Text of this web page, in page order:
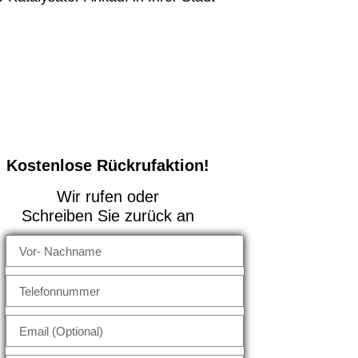
Kostenlose Rückrufaktion!
Wir rufen oder
Schreiben Sie zurück an